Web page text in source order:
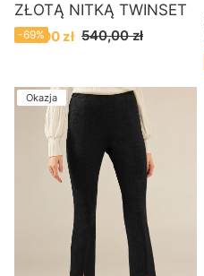
ZŁOTĄ NITKĄ TWINSET
Cena promocyjna
170,00 zł 540,00 zł
-69%
Okazja